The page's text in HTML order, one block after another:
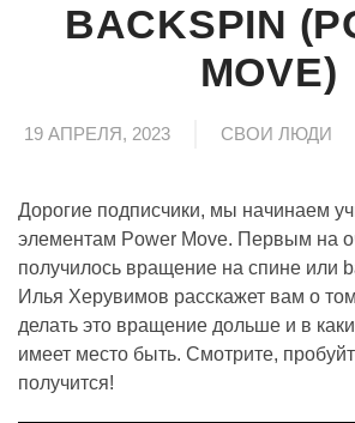
BACKSPIN
MOVE)
19 АПРЕЛЯ, 2023 СВОИ ЛЮДИ
Дорогие подписчики, мы начинаем
элементам Power Move. Первым на
получилось вращение на спине или
Илья Херувимов расскажет вам о
делать это вращение дольше и в
имеет место быть. Смотрите,
получится!